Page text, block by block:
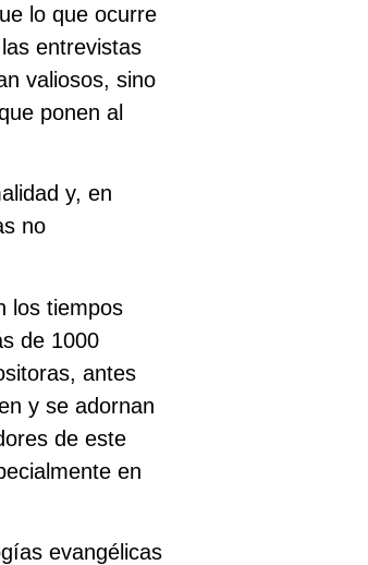
lo que ocurre
entrevistas
valiosos, sino
ponen al
y, en
no
los tiempos
de 1000
antes
y se adornan
de este
en
evangélicas